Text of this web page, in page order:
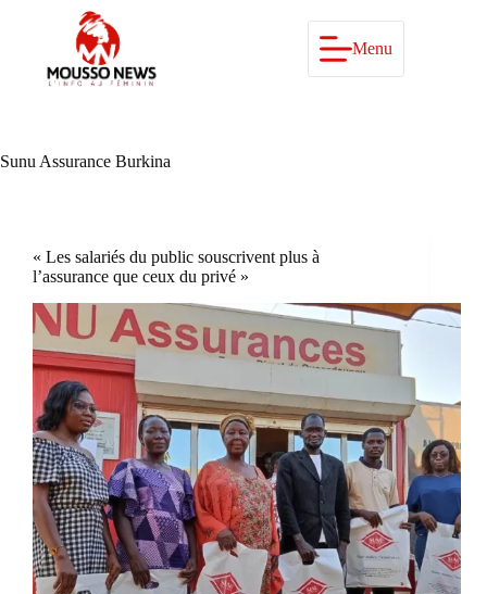
Menu
Sunu Assurance Burkina
« Les salariés du public souscrivent plus à
l’assurance que ceux du privé »